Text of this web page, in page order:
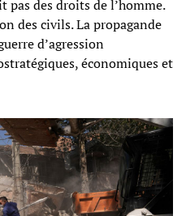
pas des droits de l’homme.
des civils. La propagande
d’agression
économiques et